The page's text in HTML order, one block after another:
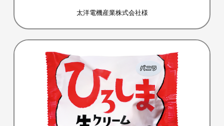
太洋電機産業株式会社様